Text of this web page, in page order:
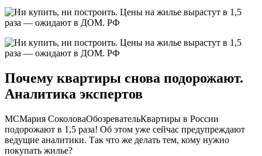
Почему квартиры снова подорожают.
Аналитика экспертов
МСМария СоколоваОбозревательКвартиры в России
подорожают в 1,5 раза! Об этом уже сейчас предупреждают
ведущие аналитики. Так что же делать тем, кому нужно
покупать жилье?